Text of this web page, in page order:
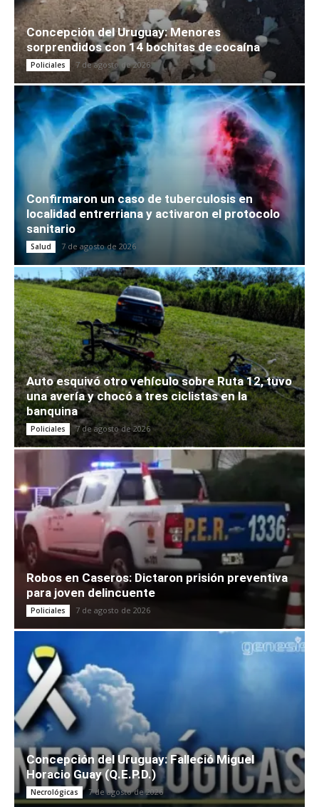
Concepción del Uruguay: Menores
sorprendidos con 14 bochitas de cocaína
Policiales 7 de agosto de 2026
Confirmaron un caso de tuberculosis en
localidad entrerriana y activaron el protocolo
sanitario
Salud 7 de agosto de 2026
Auto esquivó otro vehículo sobre Ruta 12, tuvo
una avería y chocó a tres ciclistas en la
banquina
Policiales 7 de agosto de 2026
Robos en Caseros: Dictaron prisión preventiva
para joven delincuente
Policiales 7 de agosto de 2026
Concepción del Uruguay: Falleció Miguel
Horacio Guay (Q.E.P.D.)
Necrológicas 7 de agosto de 2026